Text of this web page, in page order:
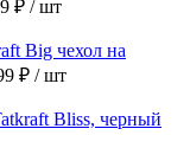
₽ / шт
Big чехол на
₽ / шт
Bliss, черный